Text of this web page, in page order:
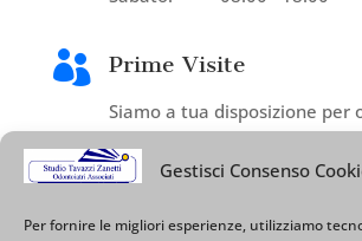
Gestisci Consenso
Per fornire le migliori esperienze, utilizziamo
 Prime Visite
Siamo a tua disposizione per
esigenza dentale.